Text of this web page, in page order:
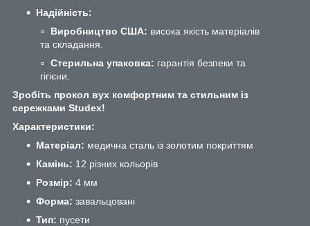
Надійність:
Виробництво США: висока якість матеріалів
та складання.
Стерильна упаковка: гарантія безпеки та
гігієни.
Зробіть прокол вух комфортним та стильним із
сережками Studex!
Характеристики:
Матеріал: медична сталь із золотим покриттям
Камінь: 12 різних кольорів
Розмір: 4 мм
Форма: завальцовані
Тип: пусети